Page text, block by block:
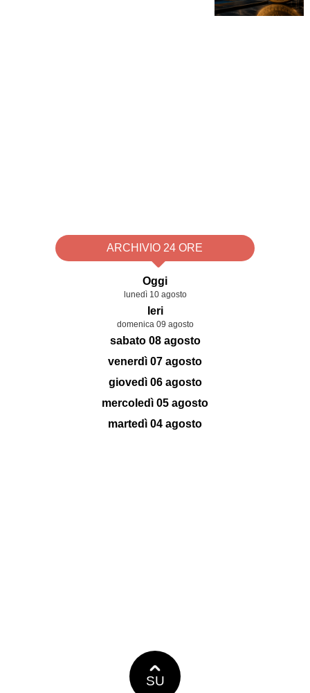
ARCHIVIO 24 ORE
Oggi
lunedì 10 agosto
Ieri
domenica 09 agosto
sabato 08 agosto
venerdì 07 agosto
giovedì 06 agosto
mercoledì 05 agosto
martedì 04 agosto
SU